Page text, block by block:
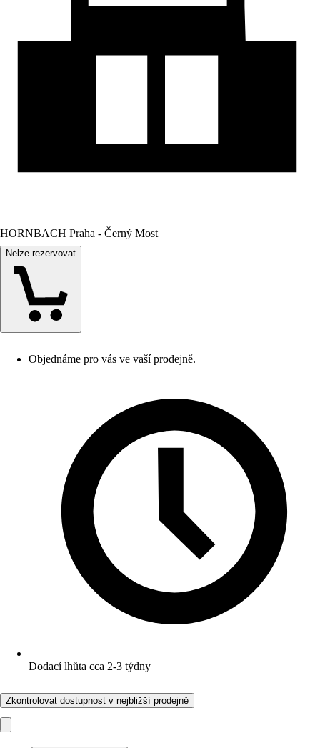
HORNBACH Praha - Černý Most
Nelze rezervovat
Objednáme pro vás ve vaší prodejně.
Dodací lhůta cca 2-3 týdny
Zkontrolovat dostupnost v nejbližší prodejně